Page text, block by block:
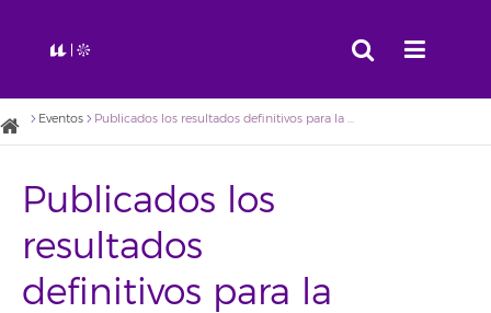
Eventos Publicados los resultados definitivos para la acreditación de inglés nivel B1 y convocada la fecha de la prueba oral para el próximo 6 de marzo
Publicados los
resultados
definitivos para la